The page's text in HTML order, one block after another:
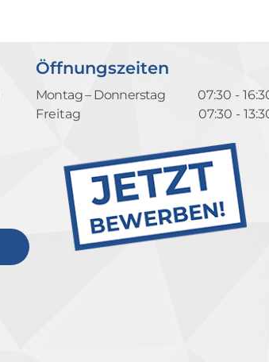
Öffnungszeiten
Montag – Donnerstag
07:30 -
Freitag
07:30 -